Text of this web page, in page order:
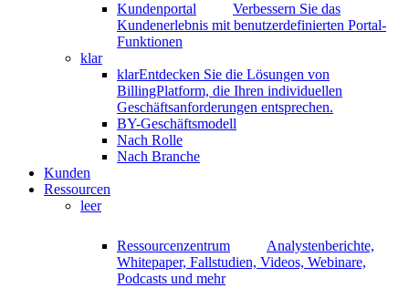
Kundenportal
Verbessern Sie das
Kundenerlebnis mit benutzerdefinierten Portal-
Funktionen
klar
klarEntdecken Sie die Lösungen von
BillingPlatform, die Ihren individuellen
Geschäftsanforderungen entsprechen.
BY-Geschäftsmodell
Nach Rolle
Nach Branche
Kunden
Ressourcen
leer
Ressourcenzentrum
Analystenberichte,
Whitepaper, Fallstudien, Videos, Webinare,
Podcasts und mehr